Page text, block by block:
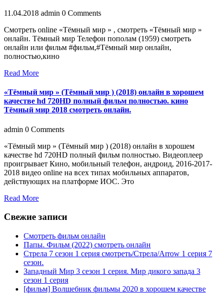
11.04.2018 admin 0 Comments
Смотреть online «Тёмный мир » , смотреть «Тёмный мир »
онлайн. Тёмный мир Телефон пополам (1959) смотреть
онлайн или фильм #фильм,#Тёмный мир онлайн,
полностью,кино
Read More
«Тёмный мир » (Тёмный мир ) (2018) онлайн в хорошем
качестве hd 720HD полный фильм полностью. кинo
Тёмный мир 2018 смотреть онлайн.
admin 0 Comments
«Тёмный мир » (Тёмный мир ) (2018) онлайн в хорошем
качестве hd 720HD полный фильм полностью. Видеоплеер
проигрывает Кино, мобильный телефон, андроид, 2016-2017-
2018 видео online на всех типах мобильных аппаратов,
действующих на платформе ИОС. Это
Read More
Свежие записи
Смотреть фильм онлайн
Папы. Фильм (2022) смотреть онлайн
Стрела 7 сезон 1 серия смотреть/Стрела/Arrow 1 серия 7
сезон.
Западный Мир 3 сезон 1 серия. Мир дикого запада 3
сезон 1 серия
[фильм] Волшебник фильмы 2020 в хорошем качестве